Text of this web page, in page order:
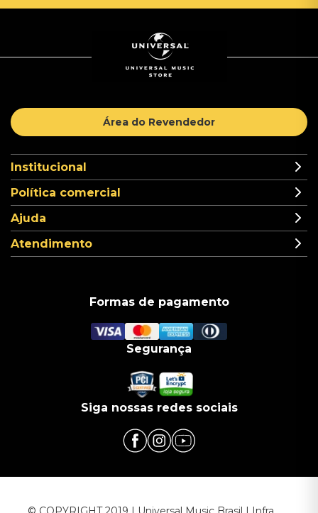
Área do Revendedor
Institucional
Política comercial
Ajuda
Atendimento
Formas de pagamento
Segurança
Siga nossas redes sociais